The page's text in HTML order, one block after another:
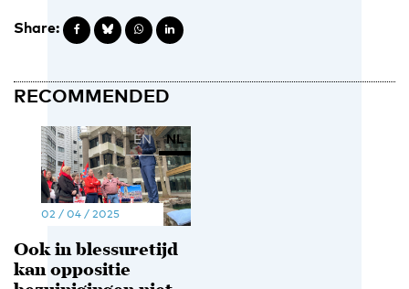
Share:
RECOMMENDED
EN NL
02 / 04 / 2025
Ook in blessuretijd
kan oppositie